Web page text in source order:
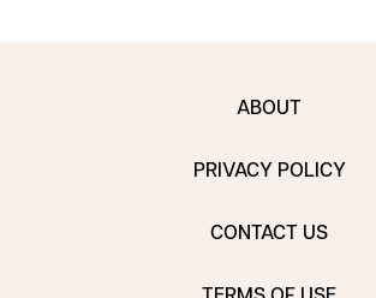
ABOUT
PRIVACY POLICY
CONTACT US